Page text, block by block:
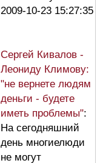
2009-10-23 15:27:35
Сергей Кивалов -
Леониду Климову:
"не вернете людям
деньги - будете
иметь проблемы":
На сегодняшний
день многиелюди
не могут